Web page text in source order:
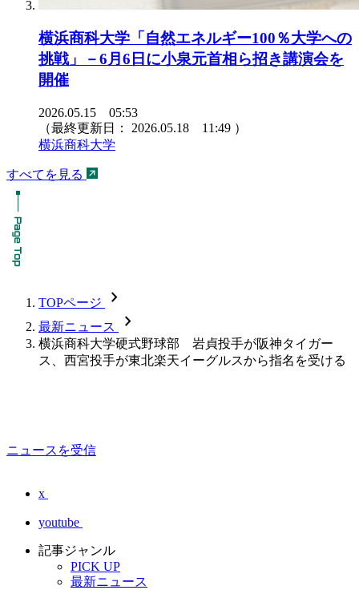
横浜商科大学「自然エネルギー100％大学への
挑戦」－6月6日に小泉元首相ら招き講演会を
開催
2026.05.15 05:53
（最終更新日： 2026.05.18 11:49 ）
横浜商科大学
すべてを見る
TOPページ chevron_forward
最新ニュース chevron_forward
横浜商科大学硬式野球部 岩貞投手が阪神タイガー
ス、西宮投手が東北楽天イーグルスから指名を受ける
ニュースを受信
x
youtube
記事ジャンル
PICK UP
最新ニュース